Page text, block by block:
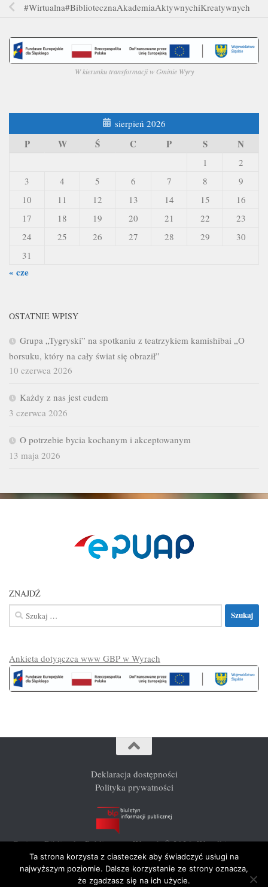
#Wirtualna#BibliotecznaAkademiaAktywnychiKreatywnych
W kierunku transformacji w Gminie Wyry
sierpień 2026
P W Ś C P S N
1
2
3
4 5 6 7 8
9
10
11 12 13 14 15
16
17
18 19 20 21 22
23
24
25 26 27 28 29
30
31
« cze
OSTATNIE WPISY
Grupa „Tygryski” na spotkaniu z teatrzykiem kamishibai „O
borsuku, który na cały świat się obraził”
10 czerwca 2026
Każdy z nas jest cudem
3 czerwca 2026
O potrzebie bycia kochanym i akceptowanym
13 maja 2026
ZNAJDŹ
Szukaj:
Ankieta dotyączca www GBP w Wyrach
Deklaracja dostępności
Polityka prywatności
Gminna Biblioteka Publiczna w Wyrach © 2026. Wszelkie prawa
zastrzeżone.
Ta strona korzysta z ciasteczek aby świadczyć usługi na
najwyższym poziomie. Dalsze korzystanie ze strony oznacza,
że zgadzasz się na ich użycie.